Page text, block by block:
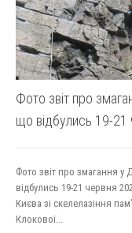
Фото звіт про
що відбулись 19-21
Фото звіт про змагання у
відбулись 19-21 червня
Києва зі скелелазіння
Клокової...